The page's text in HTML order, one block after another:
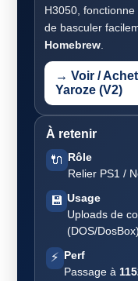
H3050,
de basculer
Homebrew
→ Voir /
Yaroze (V2)
À retenir
🔌 Rôle
Relier PS1 /
💾 Usage
Uploads de
(DOS/DosBox).
⚡ Perf
Passage à